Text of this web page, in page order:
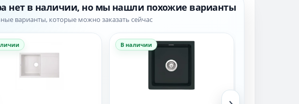
нет в наличии, но мы нашли похожие варианты
варианты, которые можно заказать сейчас
В наличии